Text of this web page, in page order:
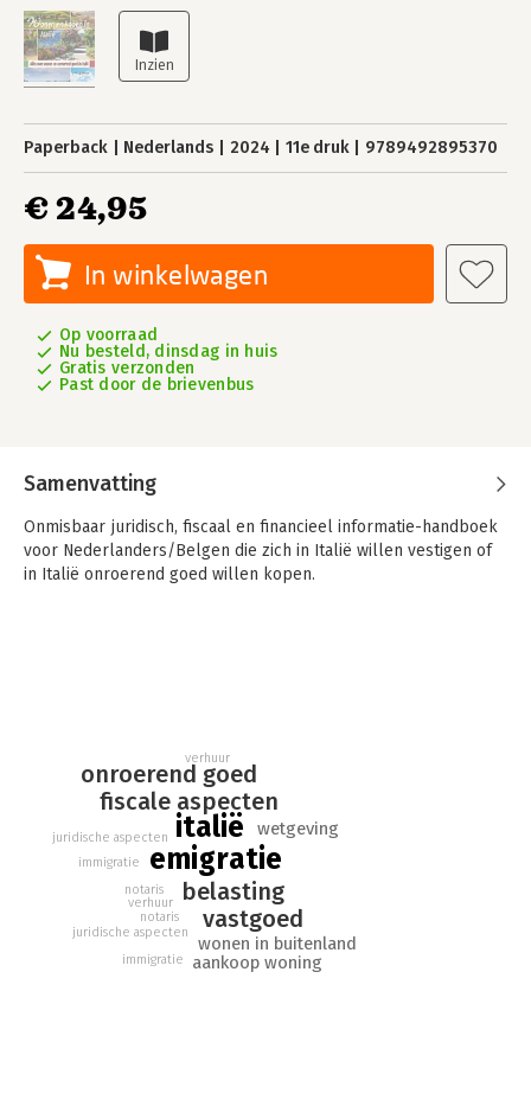
Paperback Nederlands 2024 11e druk 9789492895370
€ 24,95
In winkelwagen
Op voorraad
Nu besteld, dinsdag in huis
Gratis verzonden
Past door de brievenbus
Samenvatting
Onmisbaar juridisch, fiscaal en financieel informatie-handboek
voor Nederlanders/Belgen die zich in Italië willen vestigen of
in Italië onroerend goed willen kopen.
emigratie
italië
belasting
fiscale aspecten
vastgoed
onroerend goed
wonen in buitenland
aankoop woning
wetgeving
juridische aspecten
notaris
verhuur
immigratie
juridische aspecten
notaris
verhuur
immigratie